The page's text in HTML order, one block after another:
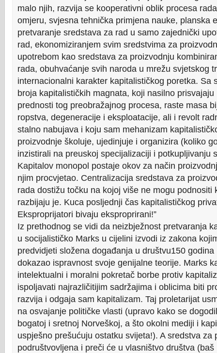
malo njih, razvija se kooperativni oblik procesa
omjeru, svjesna tehnička primjena nauke, planska
pretvaranje sredstava za rad u samo zajednički
rad, ekonomiziranjem svim sredstvima za
upotrebom kao sredstava za proizvodnju
rada, obuhvaćanje svih naroda u mrežu svjetskog
internacionalni karakter kapitalističkog poretka. Sa
broja kapitalističkih magnata, koji nasilno
prednosti tog preobražajnog procesa, raste masa
ropstva, degeneracije i eksploatacije, ali i revolt
stalno nabujava i koju sam mehanizam
proizvodnje školuje, ujedinjuje i organizira (koliko
inzistirali na preuskoj specijalizaciji i potkupljivanju
Kapitalov monopol postaje okov za način
njim procvjetao. Centralizacija sredstava za
rada dostižu točku na kojoj više ne mogu podnositi
razbijaju je. Kuca posljednji čas kapitalističkog
Eksproprijatori bivaju eksproprirani!”
Iz prethodnog se vidi da neizbježnost pretvaranja
u socijalističko Marks u cijelini izvodi iz zakona
predvidjeti složena događanja u društvu150
dokazao ispravnost svoje genijalne teorije. Marks
intelektualni i moralni pokretač borbe protiv
ispoljavati najrazličitijim sadržajima i oblicima biti
razvija i odgaja sam kapitalizam. Taj proletarijat
na osvajanje političke vlasti (upravo kako se
bogatoj i sretnoj Norveškoj, a što okolni mediji i
uspješno prešućuju ostatku svijeta!). A sredstva za
podruštvovljena i preči će u vlasništvo društva